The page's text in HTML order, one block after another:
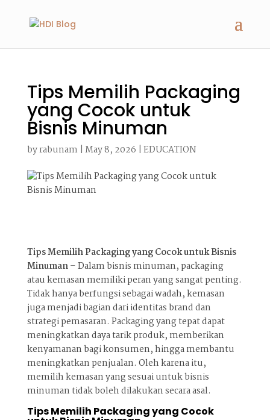
Tips Memilih Packaging
yang Cocok untuk
Bisnis Minuman
byrabunam | May 8, 2026 | EDUCATION
Tips Memilih Packaging yang Cocok untuk Bisnis
Minuman– Dalam bisnis minuman, packaging
atau kemasan memiliki peran yang sangat penting.
Tidak hanya berfungsi sebagai wadah, kemasan
juga menjadi bagian dari identitas brand dan
strategi pemasaran. Packaging yang tepat dapat
meningkatkan daya tarik produk, memberikan
kenyamanan bagi konsumen, hingga membantu
meningkatkan penjualan. Oleh karena itu,
memilih kemasan yang sesuai untuk bisnis
minuman tidak boleh dilakukan secara asal.
Tips Memilih Packaging yang Cocok